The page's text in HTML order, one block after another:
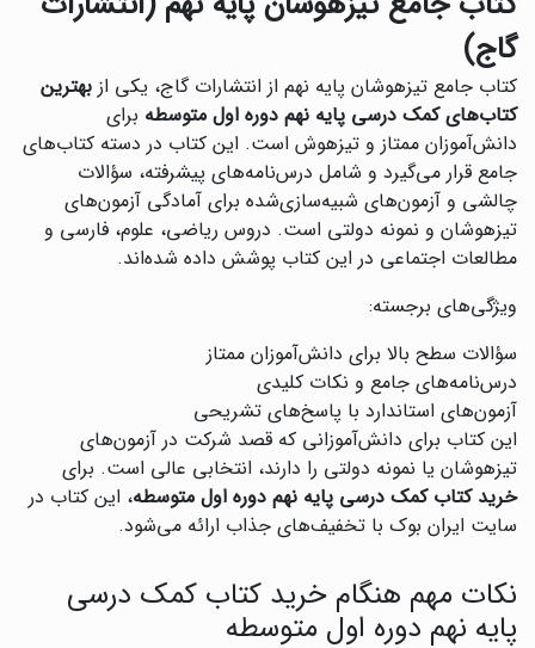
گاج)
کتاب جامع تیزهوشان پایه نهم از انتشارات گاج، یکی از بهترین
کتاب‌های کمک درسی پایه نهم دوره اول متوسطه برای
دانش‌آموزان ممتاز و تیزهوش است. این کتاب در دسته کتاب‌های
جامع قرار می‌گیرد و شامل درس‌نامه‌های پیشرفته، سؤالات
چالشی و آزمون‌های شبیه‌سازی‌شده برای آمادگی آزمون‌های
تیزهوشان و نمونه دولتی است. دروس ریاضی، علوم، فارسی و
مطالعات اجتماعی در این کتاب پوشش داده شده‌اند.
ویژگی‌های برجسته:
سؤالات سطح بالا برای دانش‌آموزان ممتاز
درس‌نامه‌های جامع و نکات کلیدی
آزمون‌های استاندارد با پاسخ‌های تشریحی
این کتاب برای دانش‌آموزانی که قصد شرکت در آزمون‌های
تیزهوشان یا نمونه دولتی را دارند، انتخابی عالی است. برای
خرید کتاب کمک درسی پایه نهم دوره اول متوسطه، این کتاب در
سایت ایران بوک با تخفیف‌های جذاب ارائه می‌شود.
نکات مهم هنگام خرید کتاب کمک درسی
پایه نهم دوره اول متوسطه